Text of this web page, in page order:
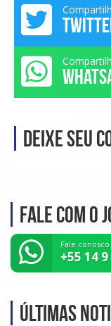
Deixe seu
Fale com o
Fale
+55 14
Últimas